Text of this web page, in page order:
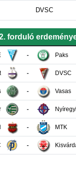
- Paks
DVSC
Vasas
MTK
Kisvárda